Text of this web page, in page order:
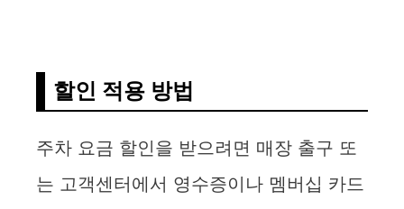
할인 적용 방법
주차 요금 할인을 받으려면 매장 출구 또
는 고객센터에서 영수증이나 멤버십 카드